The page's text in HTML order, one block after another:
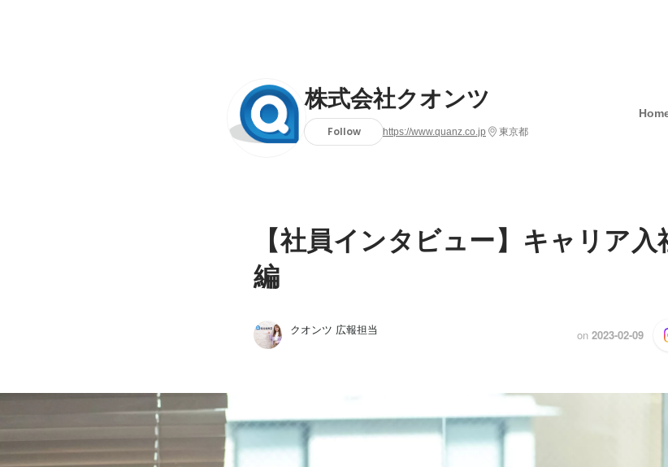
株式会社クオンツ
Follow https://www.quanz.co.jp 東京都
【社員インタビュー】キャリア
編
クオンツ 広報担当 on 2023-02-09